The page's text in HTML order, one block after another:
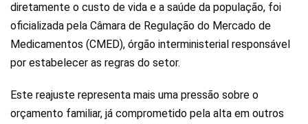
diretamente o custo de vida e a saúde da população, foi
oficializada pela Câmara de Regulação do Mercado de
Medicamentos (CMED), órgão interministerial responsável
por estabelecer as regras do setor.
Este reajuste representa mais uma pressão sobre o
orçamento familiar, já comprometido pela alta em outros